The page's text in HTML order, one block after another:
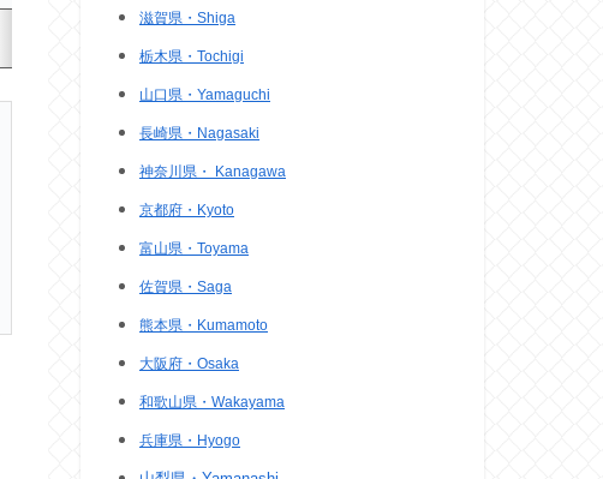
滋賀県・Shiga
栃木県・Tochigi
山口県・Yamaguchi
長崎県・Nagasaki
神奈川県・ Kanagawa
京都府・Kyoto
富山県・Toyama
佐賀県・Saga
熊本県・Kumamoto
大阪府・Osaka
和歌山県・Wakayama
兵庫県・Hyogo